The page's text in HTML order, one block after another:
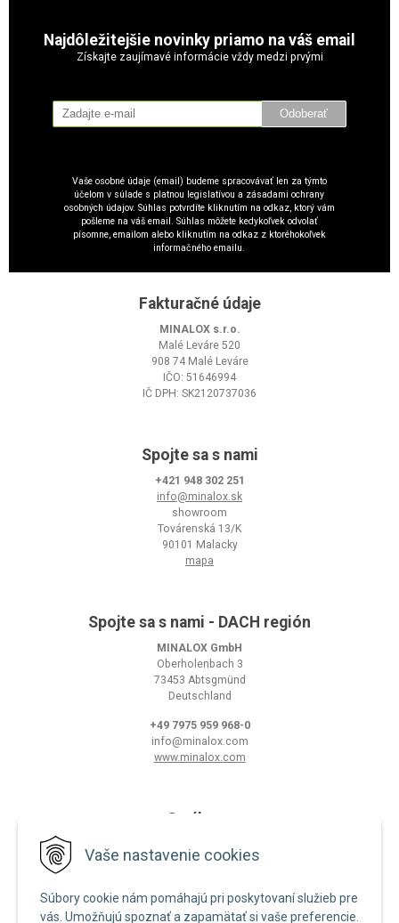
Vaše nastavenie cookies
Súbory cookie nám pomáhajú pri poskytovaní služieb pre
vás. Umožňujú spoznať a zapamätať si vaše preferencie.
Najdôležitejšie novinky priamo na váš email
Získajte zaujímavé informácie vždy medzi prvými
Odoberať
Vaše osobné údaje (email) budeme spracovávať len za týmto
účelom v súlade s platnou legislatívou a zásadami ochrany
osobných údajov. Súhlas potvrdíte kliknutím na odkaz, ktorý vám
pošleme na váš email. Súhlas môžete kedykoľvek odvolať
písomne, emailom alebo kliknutím na odkaz z ktoréhokoľvek
informačného emailu.
Fakturačné údaje
MINALOX s.r.o.
Malé Leváre 520
908 74 Malé Leváre
IČO: 51646994
IČ DPH: SK2120737036
Spojte sa s nami
+421 948 302 251
info@minalox.sk
showroom
Továrenská 13/K
90101 Malacky
mapa
Spojte sa s nami - DACH región
MINALOX GmbH
Oberholenbach 3
73453 Abtsgmünd
Deutschland
+49 7975 959 968-0
info@minalox.com
www.minalox.com
O nákupe
Zásady používania cookies